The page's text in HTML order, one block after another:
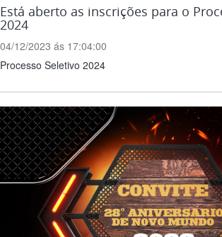
Está aberto as inscrições para o
2024
04/12/2023 ás 17:04:00
Processo Seletivo 2024